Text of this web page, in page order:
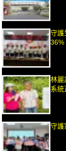
守護
36%
林麗
系統
守護